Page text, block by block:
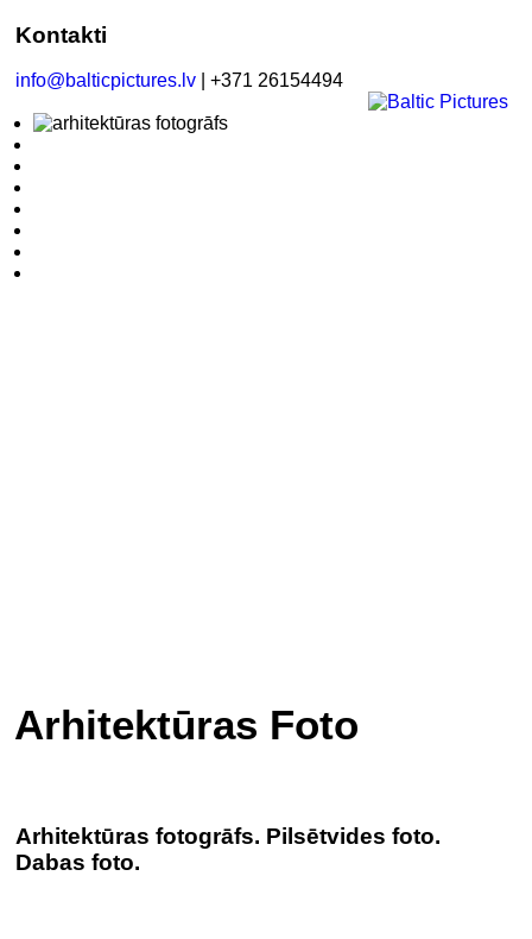
Kontakti
info@balticpictures.lv | +371 26154494
Arhitektūras Foto
Arhitektūras fotogrāfs. Pilsētvides foto.
Dabas foto.